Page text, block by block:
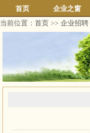
首页 企业之窗
当前位置： 首页 >> 企业招聘